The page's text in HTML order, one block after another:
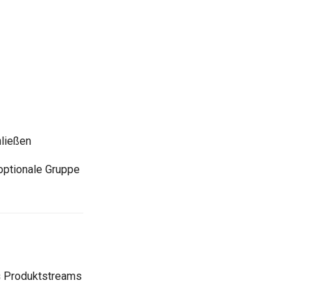
Gruppe
Produktstreams